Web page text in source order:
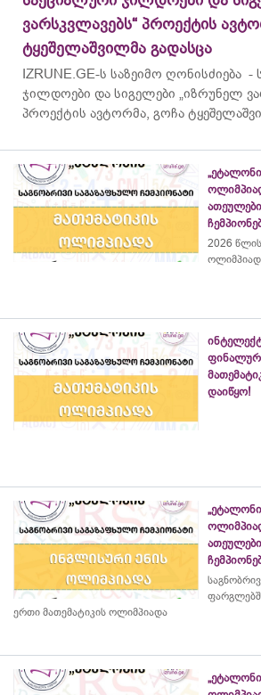
ვარსკვლავებს“ პროექტის
ტყეშელაშვილმა გადასცა
IZRUNE.GE-ს საზეიმო ღონისძიება -
ჯილდოები და სიგელები „იზრუნელ
პროექტის ავტორმა, გოჩა
2026
დაიწყო!
ერთი მათემატიკის ოლიმპიადა